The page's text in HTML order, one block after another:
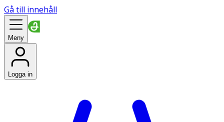
Gå till innehåll
Meny
Logga in